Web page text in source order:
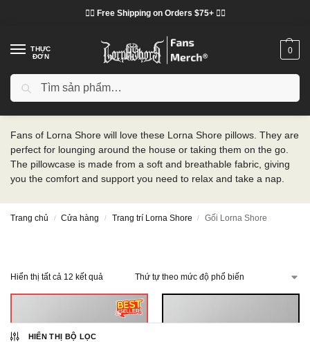
❤️‍🔥 Free Shipping on Orders $75+ ❤️‍🔥
THỰC
ĐƠN
0
Gối Lorna Shore
Fans of Lorna Shore will love these Lorna Shore pillows. They are
perfect for lounging around the house or taking them on the go.
The pillowcase is made from a soft and breathable fabric, giving
you the comfort and support you need to relax and take a nap.
Trang chủ / Cửa hàng / Trang trí Lorna Shore / Gối Lorna Shore
HIỂN THỊ BỘ LỌC
Hiển thị tất cả 12 kết quả